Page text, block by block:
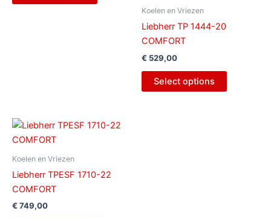
Koelen en Vriezen
Liebherr TP 1444-20
COMFORT
€ 529,00
Select options
Koelen en Vriezen
Liebherr TPESF 1710-22
COMFORT
€ 749,00